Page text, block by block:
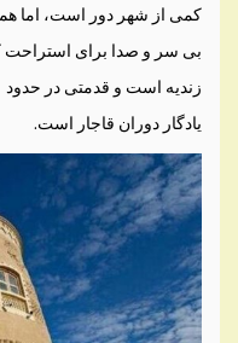
کمی از شهر دور است، اما
بی سر و صدا برای استراحت
یادگار دوران قاجار است.